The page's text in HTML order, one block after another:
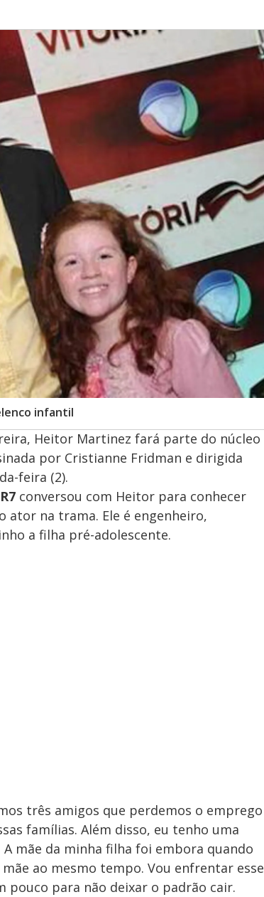
infantil
Heitor Martinez fará parte do núcleo
por Cristianne Fridman e dirigida
feira (2).
R7 conversou com Heitor para conhecer
ator na trama. Ele é engenheiro,
a filha pré-adolescente.
três amigos que perdemos o emprego
famílias. Além disso, eu tenho uma
mãe da minha filha foi embora quando
ao mesmo tempo. Vou enfrentar esse
para não deixar o padrão cair.